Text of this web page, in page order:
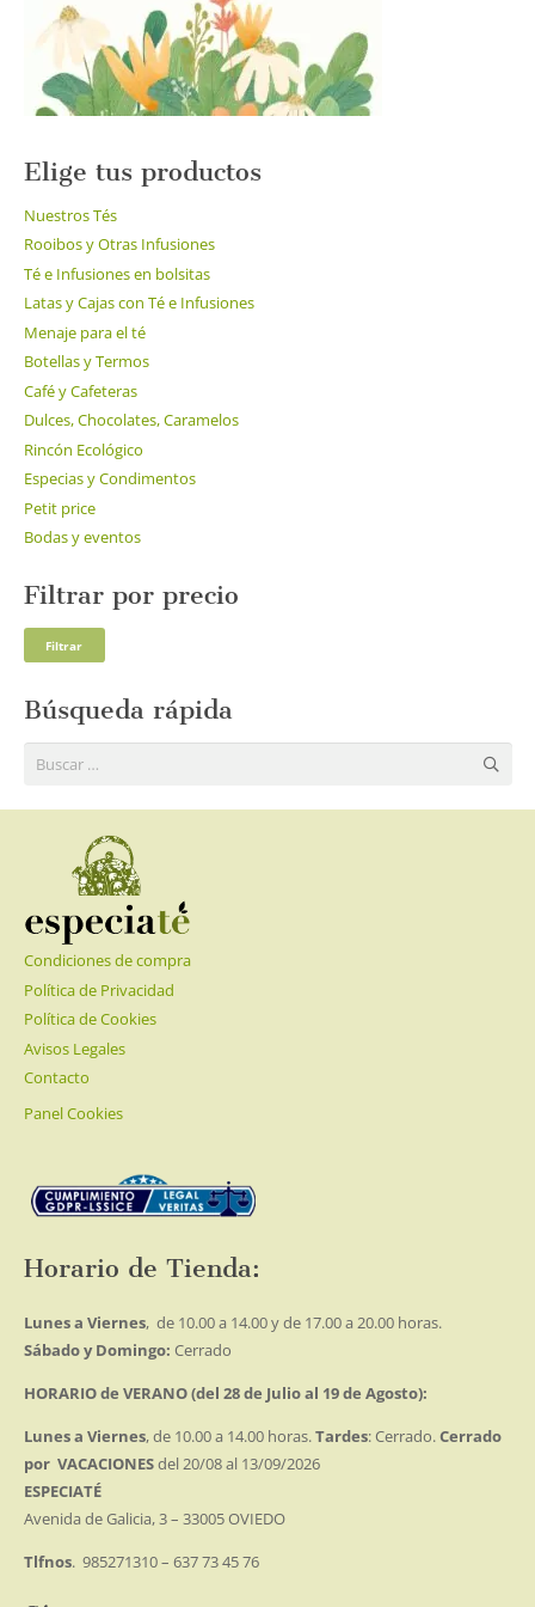
página
de
producto
Elige tus productos
Nuestros Tés
Rooibos y Otras Infusiones
Té e Infusiones en bolsitas
Latas y Cajas con Té e Infusiones
Menaje para el té
Botellas y Termos
Café y Cafeteras
Dulces, Chocolates, Caramelos
Rincón Ecológico
Especias y Condimentos
Petit price
Bodas y eventos
Filtrar por precio
Filtrar
Búsqueda rápida
Buscar:
Condiciones de compra
Política de Privacidad
Política de Cookies
Avisos Legales
Contacto
Panel Cookies
Horario de Tienda:
Lunes a Viernes, de 10.00 a 14.00 y de 17.00 a 20.00 horas.
Sábado y Domingo: Cerrado
HORARIO de VERANO (del 28 de Julio al 19 de Agosto):
Lunes a Viernes, de 10.00 a 14.00 horas.Tardes: Cerrado.Cerrado
por VACACIONESdel 20/08 al 13/09/2026
ESPECIATÉ
Avenida de Galicia, 3 – 33005 OVIEDO
Tlfnos. 985271310 – 637 73 45 76